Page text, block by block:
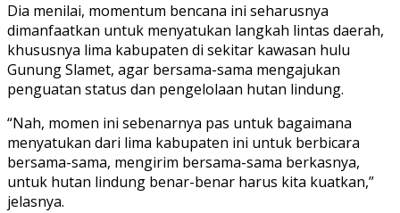
Dia menilai, momentum bencana ini seharusnya
dimanfaatkan untuk menyatukan langkah lintas daerah,
khususnya lima kabupaten di sekitar kawasan hulu
Gunung Slamet, agar bersama-sama mengajukan
penguatan status dan pengelolaan hutan lindung.
“Nah, momen ini sebenarnya pas untuk bagaimana
menyatukan dari lima kabupaten ini untuk berbicara
bersama-sama, mengirim bersama-sama berkasnya,
untuk hutan lindung benar-benar harus kita kuatkan,”
jelasnya.